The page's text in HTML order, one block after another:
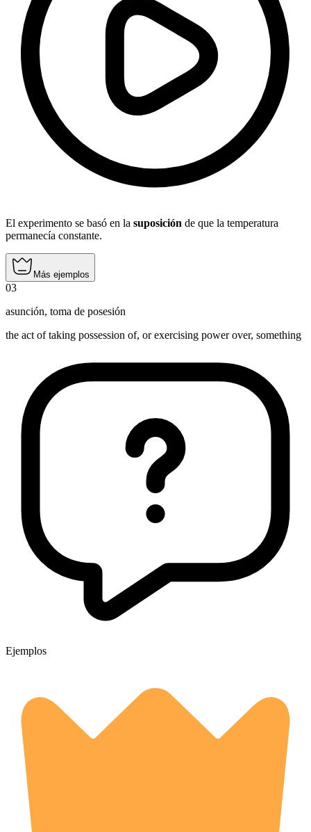
El experimento se basó en la suposición de que la temperatura
permanecía constante.
Más ejemplos
03
asunción, toma de posesión
the act of taking possession of, or exercising power over, something
Ejemplos